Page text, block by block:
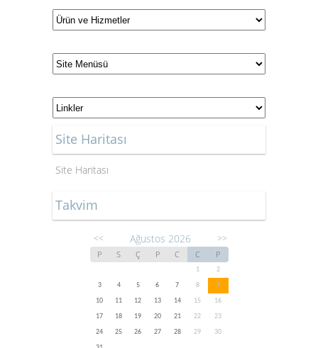
Site Haritası
Site Haritası
Takvim
<< Ağustos 2026 >>
P S Ç P C C P
1
2
3
4 5 6 7 8
9
10
11 12 13 14 15
16
17
18 19 20 21 22
23
24
25 26 27 28 29
30